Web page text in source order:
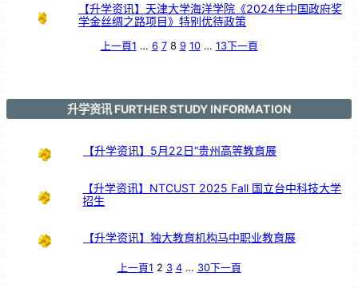
【升学资讯】天津大学海洋学院《2024年中国政府奖
学金丝绸之路项目》特别优待政策
上一頁1 … 6 7 8 9 10 … 13下一頁
升学资讯 FURTHER STUDY INFORMATION
【升学资讯】5月22日“贵州高等教育展
【升学资讯】NTCUST 2025 Fall 国立台中科技大学
招生
【升学资讯】独大教育机构马中职业教育展
上一頁1 2 3 4 … 30下一頁